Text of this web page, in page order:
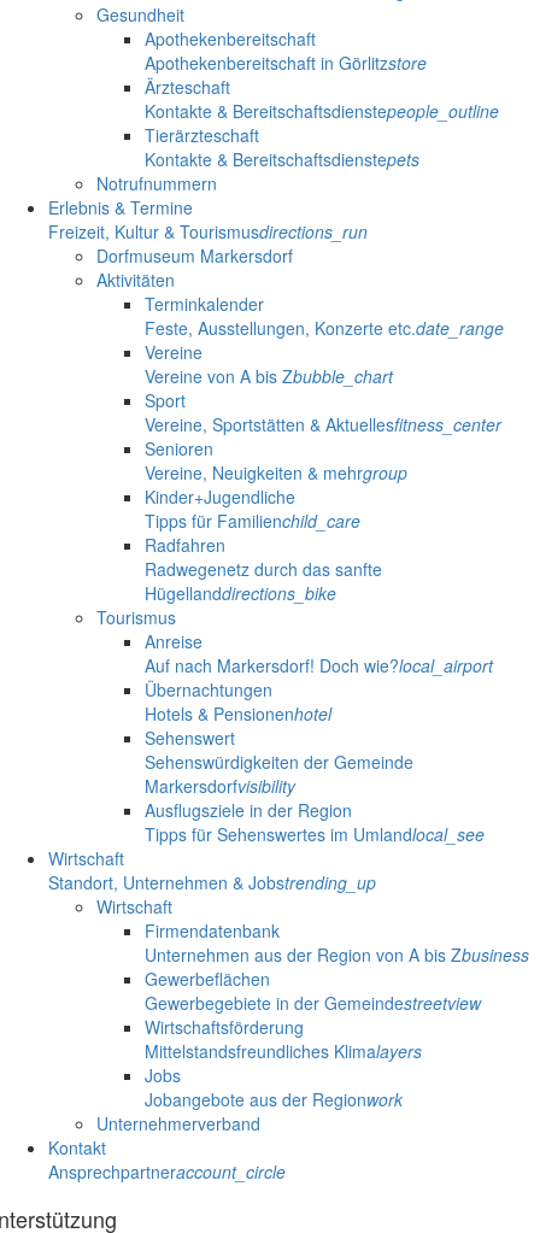
Gesundheit
Apothekenbereitschaft
Apothekenbereitschaft in Görlitzstore
Ärzteschaft
Kontakte & Bereitschaftsdienstepeople_outline
Tierärzteschaft
Kontakte & Bereitschaftsdienstepets
Notrufnummern
Erlebnis & Termine
Freizeit, Kultur & Tourismusdirections_run
Dorfmuseum Markersdorf
Aktivitäten
Terminkalender
Feste, Ausstellungen, Konzerte etc.date_range
Vereine
Vereine von A bis Zbubble_chart
Sport
Vereine, Sportstätten & Aktuellesfitness_center
Senioren
Vereine, Neuigkeiten & mehrgroup
Kinder+Jugendliche
Tipps für Familienchild_care
Radfahren
Radwegenetz durch das sanfte
Hügellanddirections_bike
Tourismus
Anreise
Auf nach Markersdorf! Doch wie?local_airport
Übernachtungen
Hotels & Pensionenhotel
Sehenswert
Sehenswürdigkeiten der Gemeinde
Markersdorfvisibility
Ausflugsziele in der Region
Tipps für Sehenswertes im Umlandlocal_see
Wirtschaft
Standort, Unternehmen & Jobstrending_up
Wirtschaft
Firmendatenbank
Unternehmen aus der Region von A bis Zbusiness
Gewerbeflächen
Gewerbegebiete in der Gemeindestreetview
Wirtschaftsförderung
Mittelstandsfreundliches Klimalayers
Jobs
Jobangebote aus der Regionwork
Unternehmerverband
Kontakt
Ansprechpartneraccount_circle